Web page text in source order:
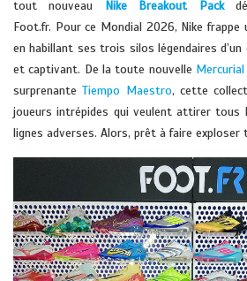
tout nouveau Nike Breakout Pack
Foot.fr. Pour ce Mondial 2026, Nike frappe
en habillant ses trois silos légendaires
et captivant. De la toute nouvelle Mercurial
surprenanteTiempo Maestro, cette
joueurs intrépides qui veulent attirer tous
lignes adverses. Alors, prêt à faire exploser